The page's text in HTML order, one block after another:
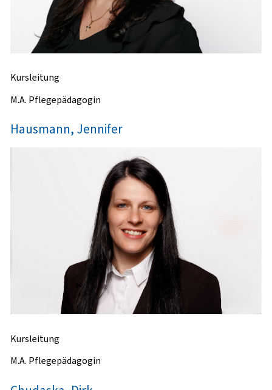
Kursleitung
M.A. Pflegepädagogin
Hausmann, Jennifer
Kursleitung
M.A. Pflegepädagogin